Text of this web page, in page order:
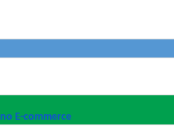
E-commerce